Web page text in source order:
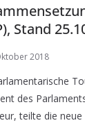
Stand
2018
des
teilte die